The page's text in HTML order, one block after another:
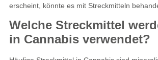
erscheint, könnte es mit Streckmitteln
Welche Streckmittel
in Cannabis verwendet?